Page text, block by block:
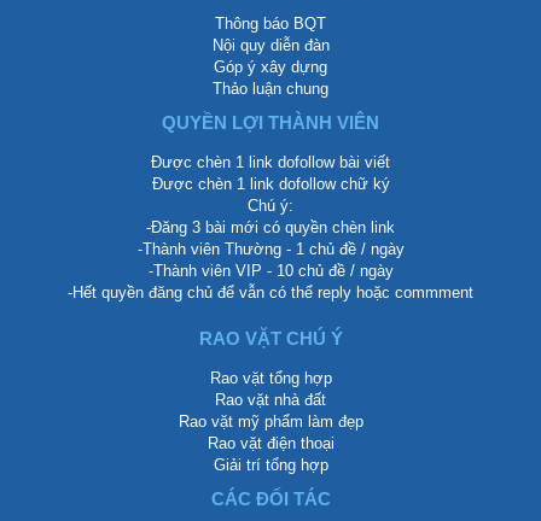
Thông báo BQT
Nội quy diễn đàn
Góp ý xây dựng
Thảo luận chung
QUYỀN LỢI THÀNH VIÊN
Được chèn 1 link dofollow bài viết
Được chèn 1 link dofollow chữ ký
Chú ý:
-Đăng 3 bài mới có quyền chèn link
-Thành viên Thường - 1 chủ đề / ngày
-Thành viên VIP - 10 chủ đề / ngày
-Hết quyền đăng chủ để vẫn có thể reply hoặc commment
RAO VẶT CHÚ Ý
Rao vặt tổng hợp
Rao vặt nhà đất
Rao vặt mỹ phẩm làm đẹp
Rao vặt điện thoại
Giải trí tổng hợp
CÁC ĐỐI TÁC